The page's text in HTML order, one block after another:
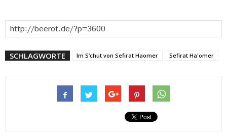
SCHLAGWORTE Im S‘chut von Sefirat Haomer Sefirat Ha'omer